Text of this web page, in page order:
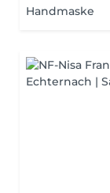
Handmaske